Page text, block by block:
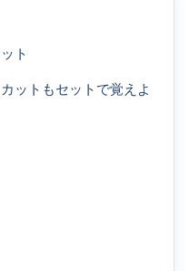
ト
ットもセットで覚えよ